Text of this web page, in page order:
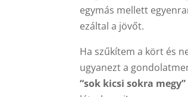
egymás mellett
ezáltal a jövőt.
Ha szűkítem a kört és
ugyanezt a
“sok kicsi sokra megy”